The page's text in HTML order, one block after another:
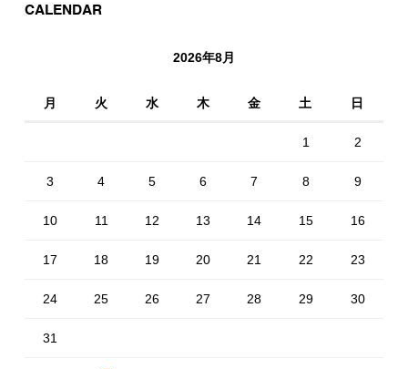
CALENDAR
2026年8月
月 火 水 木 金 土 日
1 2
3 4 5 6 7 8 9
10 11 12 13 14 15 16
17 18 19 20 21 22 23
24 25 26 27 28 29 30
31